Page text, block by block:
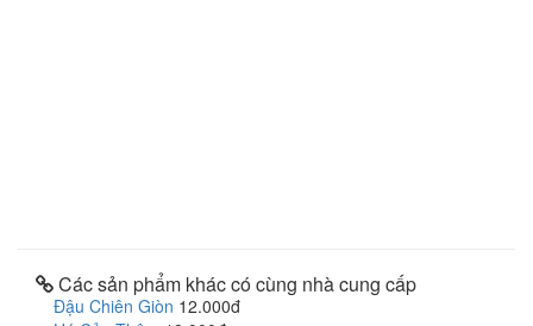
Các sản phẩm khác có cùng nhà cung cấp
Đậu Chiên Giòn 12.000đ